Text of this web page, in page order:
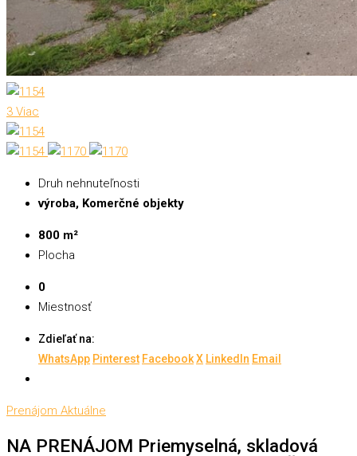
3 Viac
Druh nehnuteľnosti
výroba, Komerčné objekty
800 m²
Plocha
0
Miestnosť
Zdieľať na:
WhatsApp Pinterest FacebookX LinkedIn Email
Prenájom Aktuálne
NA PRENÁJOM Priemyselná, skladová